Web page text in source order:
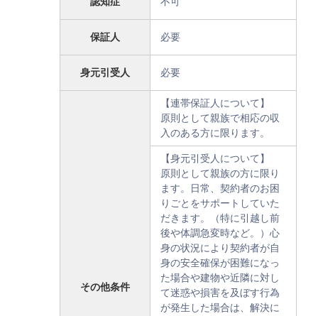
保証人 必要
身元引受人 必要
その他条件
【連帯保証人について】
原則として親族で相応の収
入のある方に限ります。
【身元引受人について】
原則として親族の方に限り
ます。日常、契約者のお困
りごとをサポートしていた
だきます。（特に引越し前
後や体調急変時など。）心
身の状況により契約者が自
身の安全確保が困難になっ
た場合や建物や近隣に対し
て迷惑や損害を及ぼす行為
が発生した場合は、解決に